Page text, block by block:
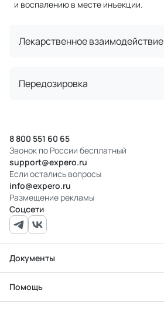
и воспалению в месте инъекции.
Лекарственное взаимодействие
Передозировка
8 800 551 60 65
Звонок по России бесплатный
support@expero.ru
Если остались вопросы
info@expero.ru
Размещение рекламы
Соцсети
Документы
Помощь